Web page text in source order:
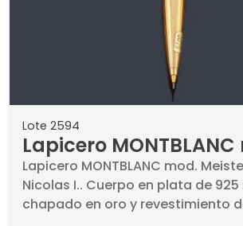
Lote 2594
Lapicero
Meisterstück Zar
Lapicero MONTBLANC mod.
Nicolas I.. Cuerpo en plata de
chapado en oro y revestimiento de malaquita.